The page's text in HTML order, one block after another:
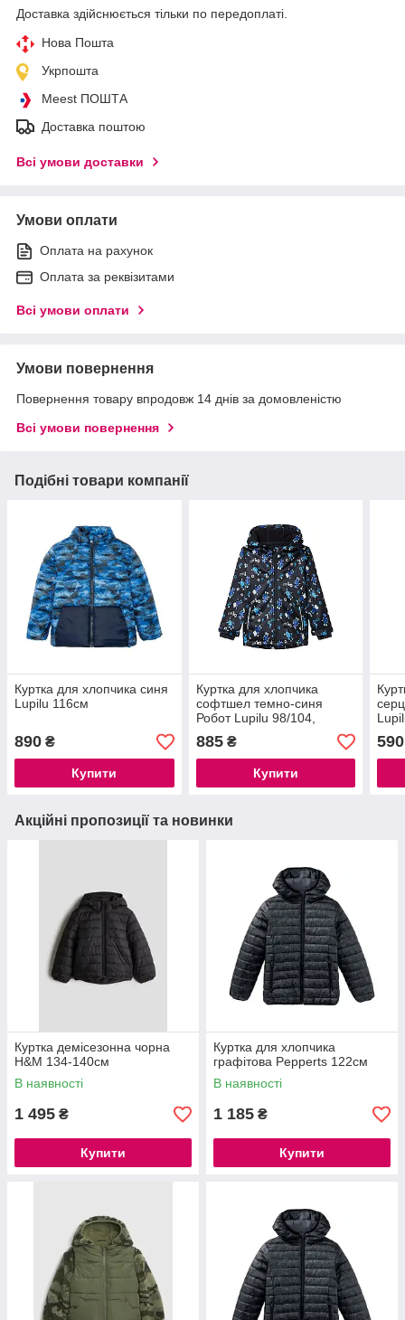
Доставка здійснюється тільки по передоплаті.
Нова Пошта
Укрпошта
Meest ПОШТА
Доставка поштою
Всі умови доставки
Умови оплати
Оплата на рахунок
Оплата за реквізитами
Всі умови оплати
Умови повернення
Повернення товару впродовж 14 днів за домовленістю
Всі умови повернення
Подібні товари компанії
Куртка для хлопчика синя
Lupilu 116см
890 ₴
Купити
Куртка для хлопчика
софтшел темно-синя
Робот Lupilu 98/104,
110/116, 122/128см
885₴
Купити
590
Акційні пропозиції та новинки
Куртка демісезонна чорна
H&M 134-140см
В наявності
1 495 ₴
Купити
Куртка для хлопчика
графітова Pepperts 122см
В наявності
1 185 ₴
Купити